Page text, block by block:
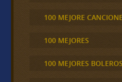
100 MEJORE
100 MEJORES
100 MEJORES BOLEROS